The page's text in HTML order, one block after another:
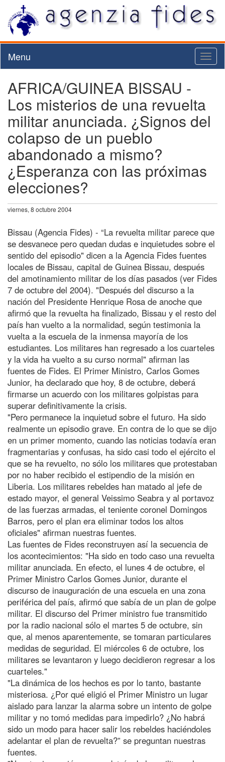
Menu
AFRICA/GUINEA BISSAU -
Los misterios de una revuelta
militar anunciada. ¿Signos del
colapso de un pueblo
abandonado a mismo?
¿Esperanza con las próximas
elecciones?
viernes, 8 octubre 2004
Bissau (Agencia Fides) - “La revuelta militar parece que
se desvanece pero quedan dudas e inquietudes sobre el
sentido del episodio" dicen a la Agencia Fides fuentes
locales de Bissau, capital de Guinea Bissau, después
del amotinamiento militar de los días pasados (ver Fides
7 de octubre del 2004). "Después del discurso a la
nación del Presidente Henrique Rosa de anoche que
afirmó que la revuelta ha finalizado, Bissau y el resto del
país han vuelto a la normalidad, según testimonia la
vuelta a la escuela de la inmensa mayoría de los
estudiantes. Los militares han regresado a los cuarteles
y la vida ha vuelto a su curso normal" afirman las
fuentes de Fides. El Primer Ministro, Carlos Gomes
Junior, ha declarado que hoy, 8 de octubre, deberá
firmarse un acuerdo con los militares golpistas para
superar definitivamente la crisis.
"Pero permanece la inquietud sobre el futuro. Ha sido
realmente un episodio grave. En contra de lo que se dijo
en un primer momento, cuando las noticias todavía eran
fragmentarias y confusas, ha sido casi todo el ejército el
que se ha revuelto, no sólo los militares que protestaban
por no haber recibido el estipendio de la misión en
Liberia. Los militares rebeldes han matado al jefe de
estado mayor, el general Veissimo Seabra y al portavoz
de las fuerzas armadas, el teniente coronel Domingos
Barros, pero el plan era eliminar todos los altos
oficiales" afirman nuestras fuentes.
Las fuentes de Fides reconstruyen así la secuencia de
los acontecimientos: "Ha sido en todo caso una revuelta
militar anunciada. En efecto, el lunes 4 de octubre, el
Primer Ministro Carlos Gomes Junior, durante el
discurso de inauguración de una escuela en una zona
periférica del país, afirmó que sabía de un plan de golpe
militar. El discurso del Primer ministro fue transmitido
por la radio nacional sólo el martes 5 de octubre, sin
que, al menos aparentemente, se tomaran particulares
medidas de seguridad. El miércoles 6 de octubre, los
militares se levantaron y luego decidieron regresar a los
cuarteles."
"La dinámica de los hechos es por lo tanto, bastante
misteriosa. ¿Por qué eligió el Primer Ministro un lugar
aislado para lanzar la alarma sobre un intento de golpe
militar y no tomó medidas para impedirlo? ¿No habrá
sido un modo para hacer salir los rebeldes haciéndoles
adelantar el plan de revuelta?” se preguntan nuestras
fuentes.